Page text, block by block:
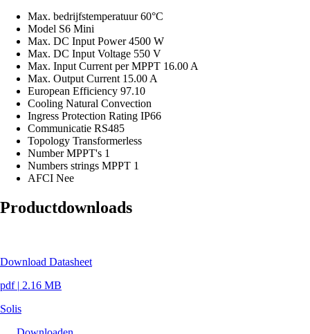
Max. bedrijfstemperatuur60°C
Model S6 Mini
Max. DC Input Power4500 W
Max. DC Input Voltage 550 V
Max. Input Current per MPPT 16.00 A
Max. Output Current 15.00 A
European Efficiency 97.10
Cooling Natural Convection
Ingress Protection Rating IP66
Communicatie RS485
Topology Transformerless
Number MPPT's 1
Numbers strings MPPT 1
AFCI Nee
Productdownloads
Download Datasheet
pdf | 2.16 MB
Solis